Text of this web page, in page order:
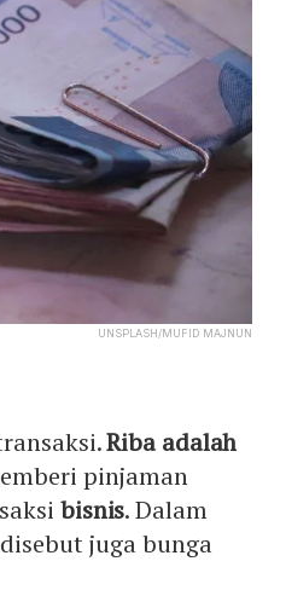
UNSPLASH/MUFID MAJNUN
Riba adalah
pinjaman
bisnis. Dalam
juga bunga